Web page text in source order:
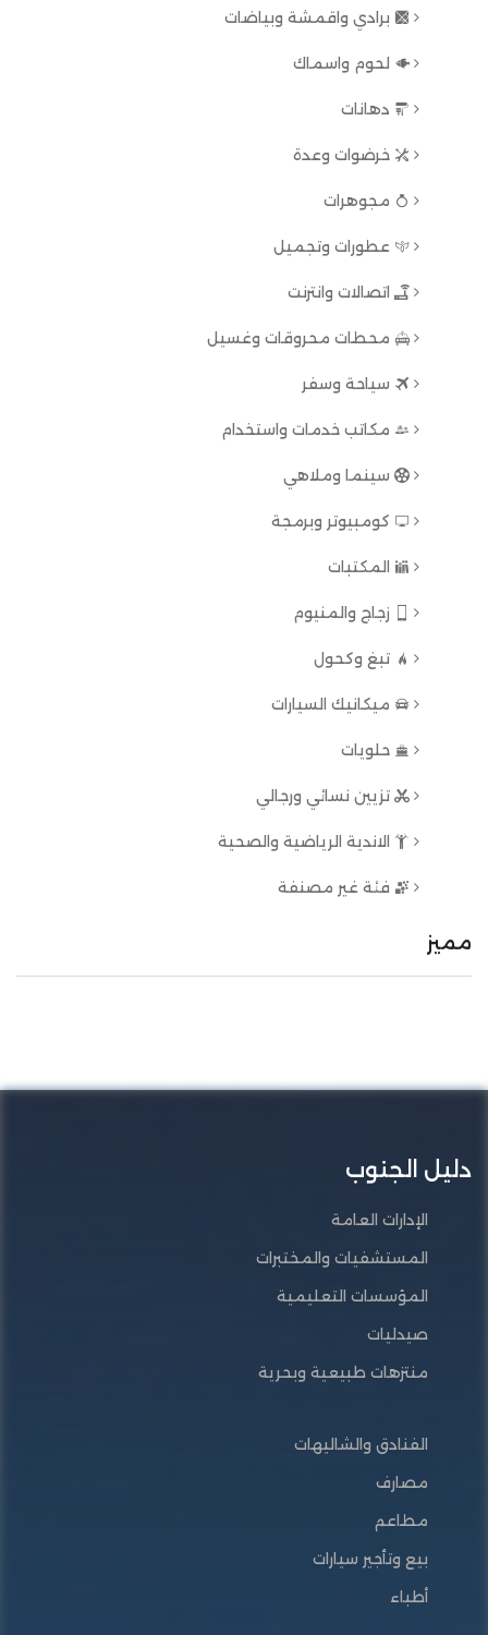
برادي واقمشة وبياضات
لحوم واسماك
دهانات
خرضوات وعدة
مجوهرات
عطورات وتجميل
اتصالات وانترنت
محطات محروقات وغسيل
سياحة وسفر
مكاتب خدمات واستخدام
سينما وملاهي
كومبيوتر وبرمجة
المكتبات
زجاج والمنيوم
تبغ وكحول
ميكانيك السيارات
حلويات
تزيين نسائي ورجالي
الاندية الرياضية والصحية
فئة غير مصنفة
مميز
دليل الجنوب
الإدارات العامة
المستشفيات والمختبرات
المؤسسات التعليمية
صيدليات
منتزهات طبيعية وبحرية
الفنادق والشاليهات
مصارف
مطاعم
بيع وتأجير سيارات
أطباء